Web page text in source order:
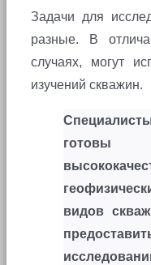
Задачи для
разные. В
случаях, могут
изучений скважин.
готовы
видов